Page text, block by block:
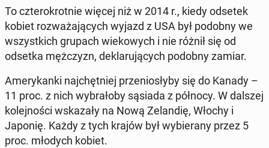
To czte­ro­krot­nie więcej niż w 2014 r., kiedy odsetek
kobiet roz­wa­ża­ją­cych wyjazd z USA był podobny we
wszyst­kich grupach wie­ko­wych i nie różnił się od
odsetka męż­czyzn, de­kla­ru­ją­cych podobny zamiar.
Ame­ry­kan­ki naj­chęt­niej prze­nio­sły­by się do Kanady –
11 proc. z nich wy­bra­ło­by sąsiada z północy. W dalszej
ko­lej­no­ści wska­za­ły na Nową Ze­lan­dię, Włochy i
Japonię. Każdy z tych krajów był wy­bie­ra­ny przez 5
proc. młodych kobiet.